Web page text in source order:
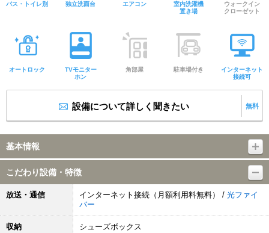
バス・トイレ別 独立洗面台 エアコン
室内洗濯機
置き場
ウォークイン
クローゼット
オートロック
TVモニター
ホン
角部屋 駐車場付き
インターネット
接続可
設備について詳しく聞きたい 無料
基本情報
こだわり設備・特徴
放送・通信 インターネット接続（月額利用料無料） / 光ファイ
バー
収納 シューズボックス